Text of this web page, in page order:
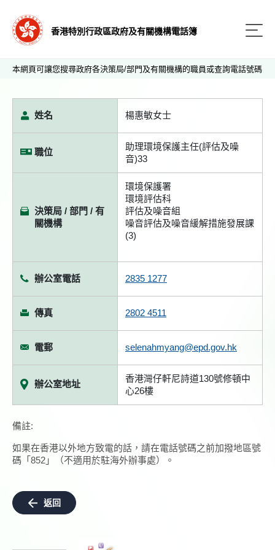
香港特別行政區政府及有關機構電話簿
本網頁可讓您搜尋政府各決策局/部門及有關機構的職員或查詢電話號碼
姓名 楊惠敏女士
職位
助理環境保護主任(評估及噪
音)33
決策局 / 部門 / 有
關機構
環境保護署
環境評估科
評估及噪音組
噪音評估及噪音緩解措施發展課
(3)
辦公室電話 2835 1277
傳真 2802 4511
電郵 selenahmyang@epd.gov.hk
辦公室地址
香港灣仔軒尼詩道130號修頓中
心26樓
備註:
如果在香港以外地方致電的話，請在電話號碼之前加撥地區號
碼「852」（不適用於駐海外辦事處）。
返回